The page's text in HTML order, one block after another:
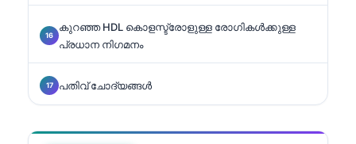
കുറഞ്ഞ HDL കൊളസ്ട്രോളുള്ള രോഗികൾക്കുള്ള
പ്രധാന നിഗമനം
പതിവ് ചോദ്യങ്ങൾ